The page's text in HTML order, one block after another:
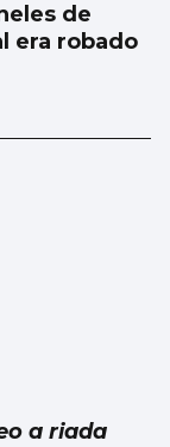
de
era robado
a riada